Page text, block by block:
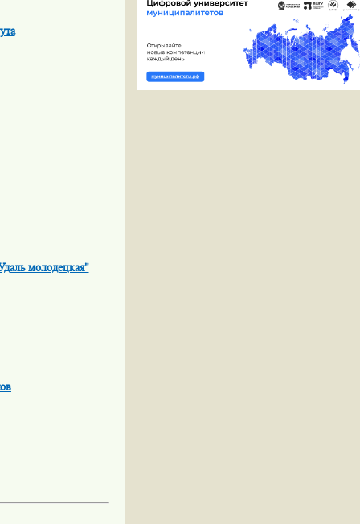
молодецкая"